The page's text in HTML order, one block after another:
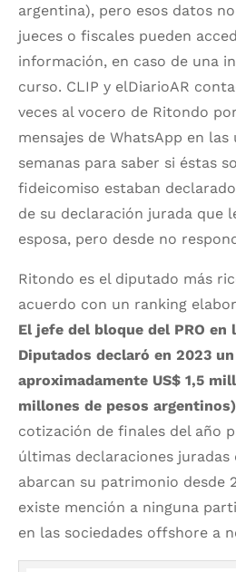
argentina), pero esos datos
jueces o fiscales pueden
información, en caso de una
curso. CLIP y elDiarioAR
veces al vocero de Ritondo
mensajes de WhatsApp en
semanas para saber si éstas
fideicomiso estaban
de su declaración jurada que
esposa, pero desde no
Ritondo es el diputado más
acuerdo con un ranking
El jefe del bloque del PRO en
Diputados declaró en 2023
aproximadamente US$ 1,5
millones de pesos
cotización de finales del año
últimas declaraciones juradas
abarcan su patrimonio desde
existe mención a ninguna
en las sociedades offshore a